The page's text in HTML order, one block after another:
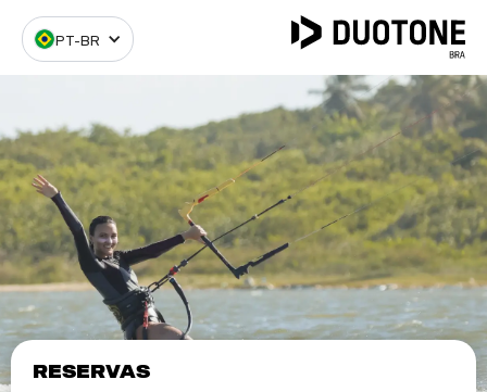
PT-BR
RESERVAS